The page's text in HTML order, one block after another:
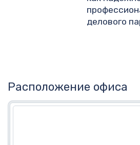
делового
Расположение офиса